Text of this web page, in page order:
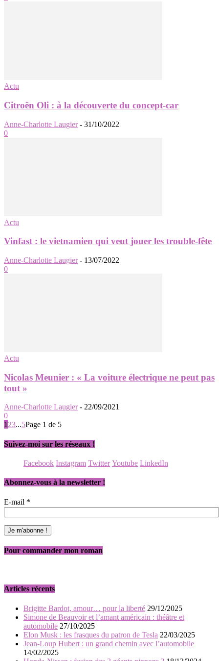
Actu
Citroën Oli : à la découverte du concept-car
Anne-Charlotte Laugier - 31/10/2022
0
Actu
Vinfast : le vietnamien qui veut jouer les trouble-fête
Anne-Charlotte Laugier - 13/07/2022
0
Actu
Nicolas Meunier : « La voiture électrique ne peut pas
tout »
Anne-Charlotte Laugier - 22/09/2021
0
1 23...5Page 1 de 5
Suivez-moi sur les réseaux !
Facebook Instagram Twitter Youtube LinkedIn
Abonnez-vous à la newsletter !
E-mail *
Pour commander mon roman
Articles récents
Brigitte Bardot, amour… pour la liberté 29/12/2025
Simone de Beauvoir et l’amant américain : théâtre et
automobile 27/10/2025
Elon Musk : les frasques du patron de Tesla 22/03/2025
Jean-Loup Hubert : un grand chemin avec l’automobile
14/02/2025